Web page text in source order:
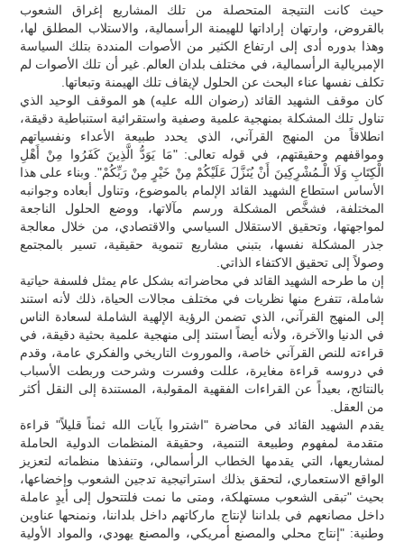
حيث كانت النتيجة المتحصلة من تلك المشاريع إغراق الشعوب
بالقروض، وارتهان إراداتها للهيمنة الرأسمالية، والاستلاب المطلق لها،
وهذا بدوره أدى إلى ارتفاع الكثير من الأصوات المنددة بتلك السياسة
الإمبريالية الرأسمالية، في مختلف بلدان العالم. غير أن تلك الأصوات لم
تكلف نفسها عناء البحث عن الحلول لإيقاف تلك الهيمنة وتبعاتها.
كان موقف الشهيد القائد (رضوان الله عليه) هو الموقف الوحيد الذي
تناول تلك المشكلة بمنهجية علمية وصفية واستقرائية استنباطية دقيقة،
انطلاقاً من المنهج القرآني، الذي يحدد طبيعة الأعداء ونفسياتهم
ومواقفهم وحقيقتهم، في قوله تعالى: "مَا يَوَدُّ الَّذِينَ كَفَرُوا مِنْ أَهْلِ
الْكِتَابِ وَلَا الْـمُشْرِكِينَ أَنْ يُنَزَّلَ عَلَيْكُمْ مِنْ خَيْرٍ مِنْ رَبِّكُمْ". وبناء على هذا
الأساس استطاع الشهيد القائد الإلمام بالموضوع، وتناول أبعاده وجوانبه
المختلفة، فشخَّص المشكلة ورسم مآلاتها، ووضع الحلول الناجعة
لمواجهتها، وتحقيق الاستقلال السياسي والاقتصادي، من خلال معالجة
جذر المشكلة نفسها، بتبني مشاريع تنموية حقيقية، تسير بالمجتمع
وصولاً إلى تحقيق الاكتفاء الذاتي.
إن ما طرحه الشهيد القائد في محاضراته بشكل عام يمثل فلسفة حياتية
شاملة، تتفرع منها نظريات في مختلف مجالات الحياة، ذلك لأنه استند
إلى المنهج القرآني، الذي تضمن الرؤية الإلهية الشاملة لسعادة الناس
في الدنيا والآخرة، ولأنه أيضاً استند إلى منهجية علمية بحثية دقيقة، في
قراءته للنص القرآني خاصة، والموروث التاريخي والفكري عامة، وقدم
في دروسه قراءة مغايرة، عللت وفسرت وشرحت وربطت الأسباب
بالنتائج، بعيداً عن القراءات الفقهية المقولبة، المستندة إلى النقل أكثر
من العقل.
يقدم الشهيد القائد في محاضرة "اشتروا بآيات الله ثمناً قليلاً" قراءة
متقدمة لمفهوم وطبيعة التنمية، وحقيقة المنظمات الدولية الحاملة
لمشاريعها، التي يقدمها الخطاب الرأسمالي، وتنفذها منظماته لتعزيز
الواقع الاستعماري، لتحقق بذلك استراتيجية تدجين الشعوب وإخضاعها،
بحيث "تبقى الشعوب مستهلكة، ومتى ما نمت فلتتحول إلى أيدٍ عاملة
داخل مصانعهم في بلداننا لإنتاج ماركاتهم داخل بلداننا، ونمنحها عناوين
وطنية: "إنتاج محلي والمصنع أمريكي، والمصنع يهودي، والمواد الأولية